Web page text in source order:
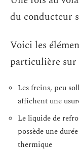
du conducteur
Voici les
particulière sur
Les freins, peu
affichent une
Le liquide de
possède une
thermique